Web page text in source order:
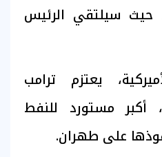
حيث سيلتقي الرئيس
يعتزم ترامب
مستورد للنفط
على طهران.